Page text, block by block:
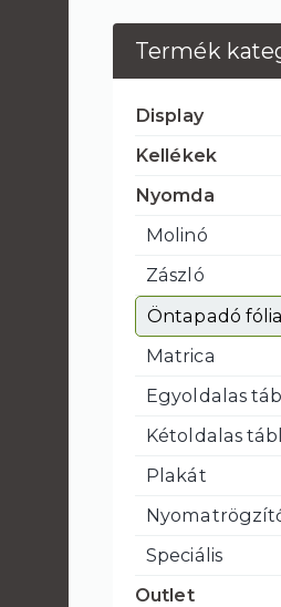
Termék
Display
Kellékek
Nyomda
Molinó
Zászló
Öntapadó fólia
Matrica
Egyoldalas
Kétoldalas
Plakát
Speciális
Outlet